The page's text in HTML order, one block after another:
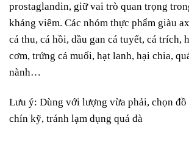
prostaglandin, giữ vai trò quan trọng
kháng viêm. Các nhóm thực phẩm giàu
cá thu, cá hồi, dầu gan cá tuyết, cá trích,
cơm, trứng cá muối, hạt lanh, hại chia,
nành…
Lưu ý: Dùng với lượng vừa phải, chọn đồ
chín kỹ, tránh lạm dụng quá đà